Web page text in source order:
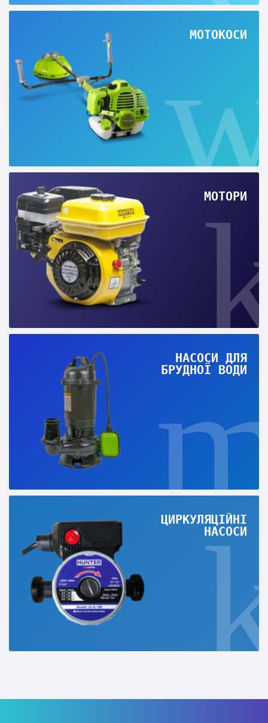
МОТОКОСИ
МОТОРИ
НАСОСИ ДЛЯ
БРУДНОЇ ВОДИ
ЦИРКУЛЯЦІЙНІ
НАСОСИ